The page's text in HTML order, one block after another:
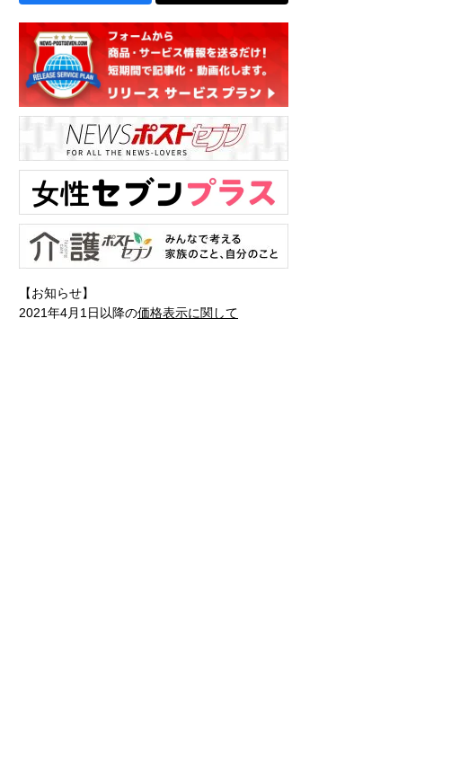
【お知らせ】
2021年4月1日以降の価格表示に関して